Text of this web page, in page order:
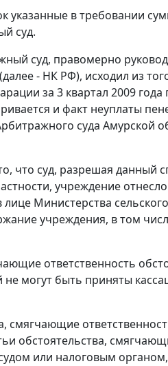
указанные в требовании
суд.
суд, правомерно
- НК РФ), исходил из
за 3 квартал 2009
и факт неуплаты
суда Амурской
что суд, разрешая
учреждение
Министерства
учреждения, в том
ответственность
могут быть приняты
смягчающие
обстоятельства,
или налоговым